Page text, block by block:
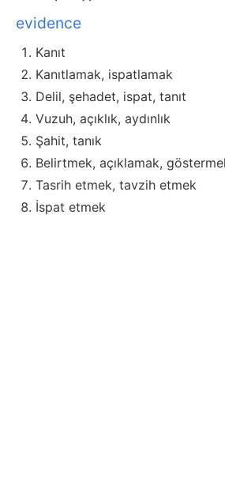
evidence
Kanıt
Kanıtlamak, ispatlamak
Delil, şehadet, ispat, tanıt
Vuzuh, açıklık, aydınlık
Şahit, tanık
Belirtmek, açıklamak,
Tasrih etmek, tavzih etmek
İspat etmek